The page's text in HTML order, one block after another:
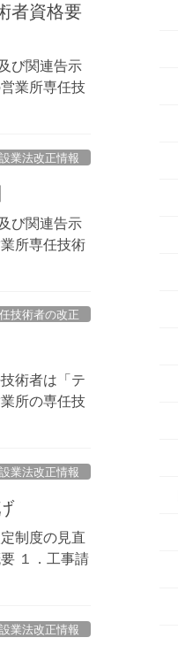
者資格要
び関連告示
業所専任技
業法改正情報
び関連告示
所専任技術
技術者の改正
術者は「テ
所の専任技
業法改正情報
制度の見直
１．工事請
業法改正情報